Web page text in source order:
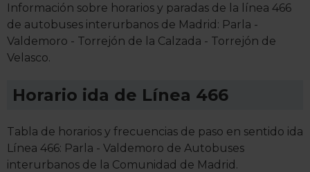
Información sobre horarios y paradas de la línea 466
de autobuses interurbanos de Madrid: Parla -
Valdemoro - Torrejón de la Calzada - Torrejón de
Velasco.
Horario ida de Línea 466
Tabla de horarios y frecuencias de paso en sentido ida
Línea 466: Parla - Valdemoro de Autobuses
interurbanos de la Comunidad de Madrid.